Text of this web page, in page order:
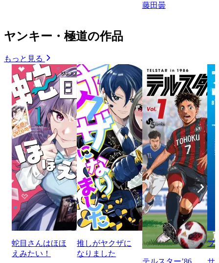
藤田曇
ヤンキー・極道の作品
もっと見る
蛇目さんはほほ
えみたい！
推しがヤクザに
なりました
ブ